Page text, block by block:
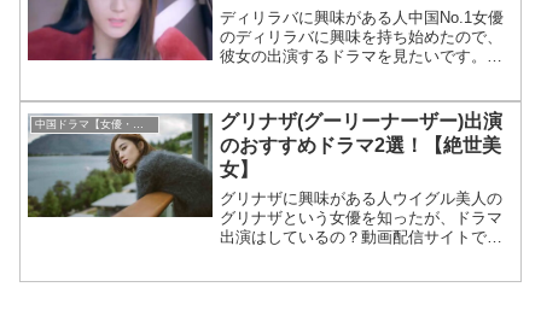
ディリラバに興味がある人中国No.1女優
のディリラバに興味を持ち始めたので、
彼女の出演するドラマを見たいです。最
中国ドラマ【女優・俳優】
グリナザ(グーリーナーザー)出演
のおすすめドラマ2選！【絶世美
女】
グリナザに興味がある人ウイグル美人の
グリナザという女優を知ったが、ドラマ
出演はしているの？動画配信サイトで視